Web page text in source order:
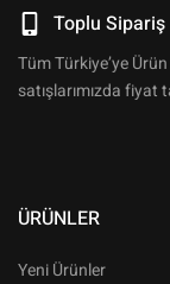
Toplu Sipariş
Tüm Türkiye’ye
satışlarımızda fiyat
ÜRÜNLER
Yeni Ürünler